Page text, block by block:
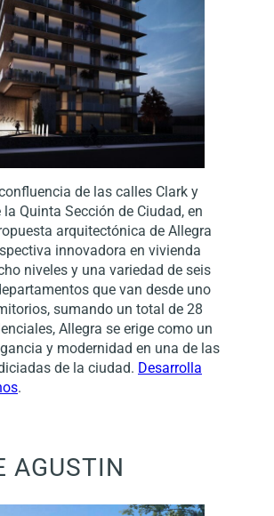
de las calles Clark y
la Quinta Sección de Ciudad, en
arquitectónica de Allegra
innovadora en vivienda
niveles y una variedad de seis
que van desde uno
sumando un total de 28
Allegra se erige como un
y modernidad en una de las
de la ciudad. Desarrolla
.
AGUSTIN